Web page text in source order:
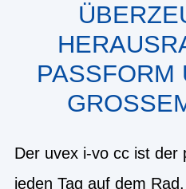
PASSFORM
Der uvex i-vo cc ist der
jeden Tag auf dem